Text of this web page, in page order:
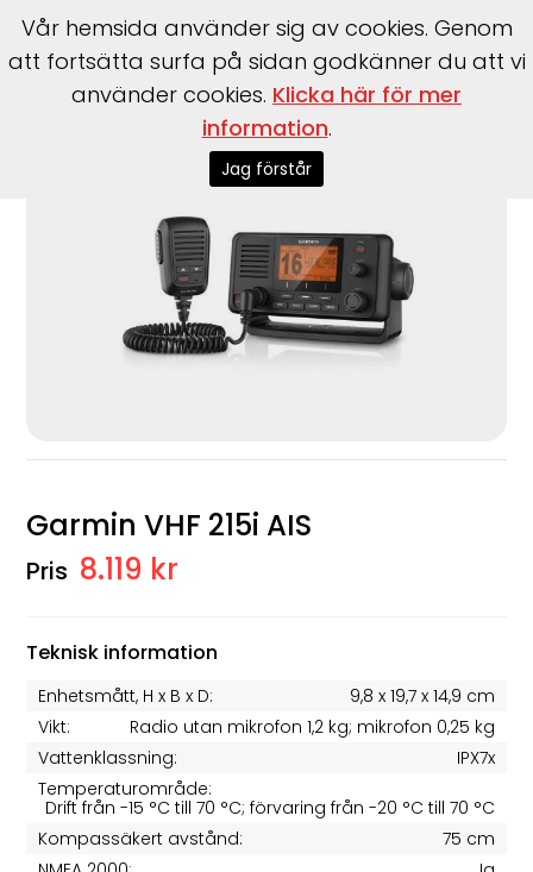
Garmin VHF 215i AIS
Garmin VHF 215i AIS
8.119 kr
Teknisk information
Enhetsmått, H x B x D:
9,8 x 19,7 x 14,9 cm
Vikt:
Radio utan mikrofon 1,2 kg; mikrofon 0,25 kg
Vattenklassning:
IPX7x
Temperaturområde:
Drift från -15 °C till 70 °C; förvaring från -20 °C till 70 °C
Kompassäkert avstånd:
75 cm
Vår hemsida använder sig av cookies. Genom
att fortsätta surfa på sidan godkänner du att vi
använder cookies. Klicka här för mer
information.
Jag förstår